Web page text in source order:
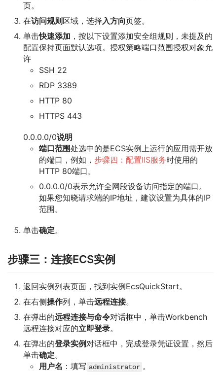
页。
在访问规则 区域，选择入方向页签。
单击快速添加 ，按以下设置添加安全组规则，未提及的
配置保持页面默认选项。授权策略端口范围授权对象允
许
SSH 22
RDP 3389
HTTP 80
HTTPS 443
0.0.0.0/0说明
端口范围处选中的是ECS实例上运行的应用需开放
的端口，例如， 步骤四：配置IIS服务时使用的
HTTP 80端口。
0.0.0.0/0表示允许全网段设备访问指定的端口。
如果您知晓请求端的IP地址，建议设置为具体的IP
范围。
单击确定。
步骤三：连接ECS实例
返回实例列表页面，找到实例EcsQuickStart。
在右侧操作列，单击远程连接。
在弹出的远程连接与命令对话框中，单击Workbench
远程连接对应的立即登录。
在弹出的登录实例对话框中，完成登录凭证设置，然后
单击确定。
用户名 ：填写 administrator 。